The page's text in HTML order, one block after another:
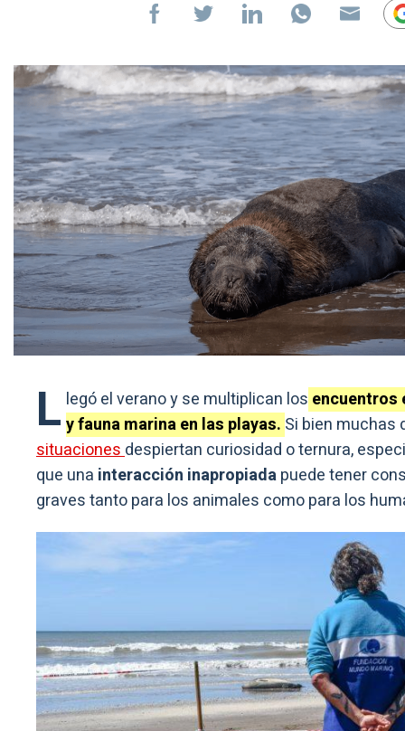
L legó el verano y se multiplican los encuentros
y fauna marina en las playas. Si bien muchas
situacionesdespiertan curiosidad o ternura,
que una interacción inapropiadapuede tener
graves tanto para los animales como para los